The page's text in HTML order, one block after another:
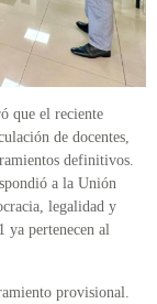
que el reciente
de docentes,
definitivos.
a la Unión
legalidad y
ya pertenecen al
provisional.